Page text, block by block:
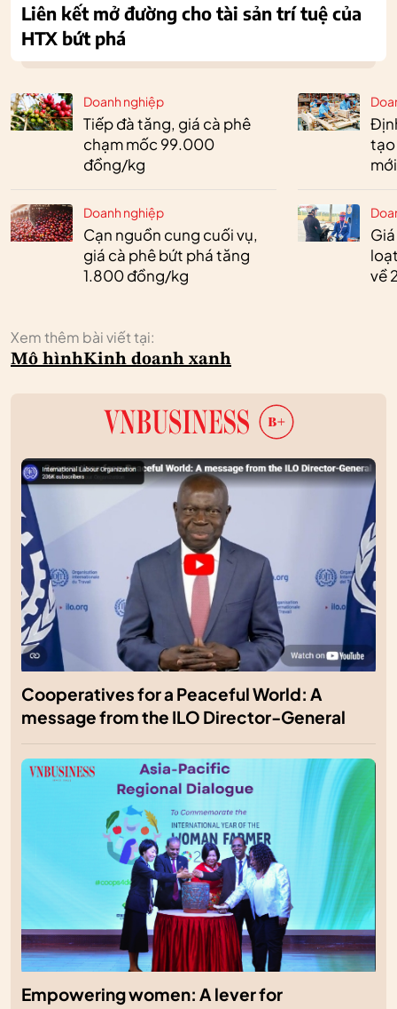
Doanh nghiệp
Tiếp đà tăng, giá cà phê
chạm mốc 99.000
đồng/kg
Doanh nghiệp
Cạn nguồn cung cuối vụ,
giá cà phê bứt phá tăng
1.800 đồng/kg
tạo
về
Xem thêm bài viết tại:
Mô hìnhKinh doanh xanh
Liên kết mở đường cho tài sản trí tuệ của
HTX bứt phá
Cooperatives for a Peaceful World: A
message from the ILO Director-General
Empowering women: A lever for